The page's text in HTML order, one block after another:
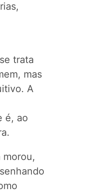
trata
mas
A
é, ao